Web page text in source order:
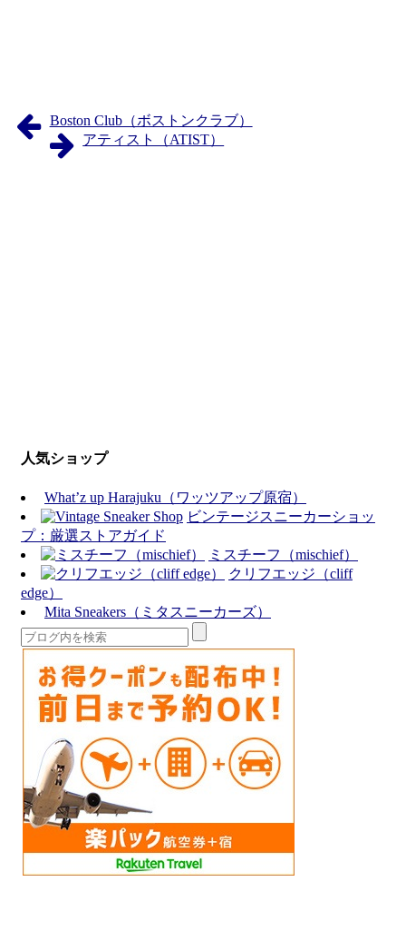
Boston Club（ボストンクラブ）
アティスト（ATIST）
人気ショップ
What’z up Harajuku（ワッツアップ原宿）
ビンテージスニーカーショッ
プ：厳選ストアガイド
ミスチーフ（mischief）
クリフエッジ（cliff
edge）
Mita Sneakers（ミタスニーカーズ）